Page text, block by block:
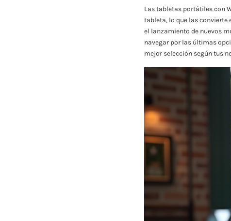
Las tabletas portátiles con
tableta, lo que las convierte
el lanzamiento de nuevos
navegar por las últimas
mejor selección según tus